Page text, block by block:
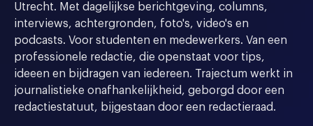
Utrecht. Met dagelijkse berichtgeving, columns,
interviews, achtergronden, foto's, video's en
podcasts. Voor studenten en medewerkers. Van een
professionele redactie, die openstaat voor tips,
ideeen en bijdragen van iedereen. Trajectum werkt in
journalistieke onafhankelijkheid, geborgd door een
redactiestatuut, bijgestaan door een redactieraad.